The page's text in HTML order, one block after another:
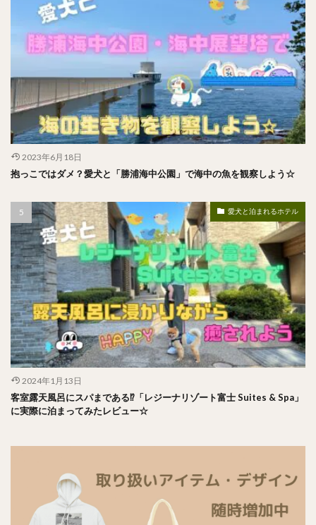
2023年6月18日
抱っこではダメ？愛犬と「勝浦海中公園」で海中の魚を観察しよう☆
愛犬と泊まれるホテル
2024年1月13日
客室露天風呂にスパまである⁉︎「レジーナリゾート富士 Suites & Spa」
に実際に泊まってみたレビュー☆